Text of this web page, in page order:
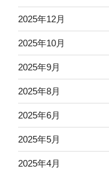
2025年12月
2025年10月
2025年9月
2025年8月
2025年6月
2025年5月
2025年4月